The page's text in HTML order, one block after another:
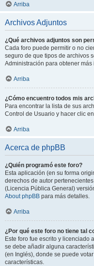
Arriba
Archivos Adjuntos
¿Qué archivos adjuntos son
Cada foro puede permitir o no
seguro de que tipos de archivos
Administración para obtener más
Arriba
¿Cómo encuentro todos mis
Para encontrar la lista de sus
Control de Usuario y hacer clic
Arriba
Acerca de phpBB
¿Quién programó este foro?
Esta aplicación (en su forma
derechos de autor
(Licencia Pública General)
About phpBB para más detalles.
Arriba
¿Por qué este foro no tiene tal
Este foro fue escrito y licenciado
se debe añadir alguna
(en Inglés), donde se puede
características.